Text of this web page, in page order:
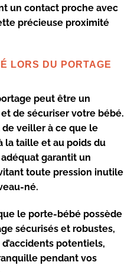
un contact proche avec
précieuse proximité
LORS DU PORTAGE
peut être un
de sécuriser votre bébé.
veiller à ce que le
la taille et au poids du
garantit un
toute pression inutile
né.
le porte-bébé possède
sécurisés et robustes,
potentiels,
pendant vos